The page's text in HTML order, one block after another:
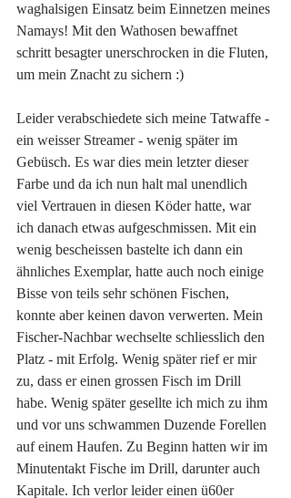
waghalsigen Einsatz beim Einnetzen meines
Namays! Mit den Wathosen bewaffnet
schritt besagter unerschrocken in die Fluten,
um mein Znacht zu sichern :)
Leider verabschiedete sich meine Tatwaffe -
ein weisser Streamer - wenig später im
Gebüsch. Es war dies mein letzter dieser
Farbe und da ich nun halt mal unendlich
viel Vertrauen in diesen Köder hatte, war
ich danach etwas aufgeschmissen. Mit ein
wenig bescheissen bastelte ich dann ein
ähnliches Exemplar, hatte auch noch einige
Bisse von teils sehr schönen Fischen,
konnte aber keinen davon verwerten. Mein
Fischer-Nachbar wechselte schliesslich den
Platz - mit Erfolg. Wenig später rief er mir
zu, dass er einen grossen Fisch im Drill
habe. Wenig später gesellte ich mich zu ihm
und vor uns schwammen Duzende Forellen
auf einem Haufen. Zu Beginn hatten wir im
Minutentakt Fische im Drill, darunter auch
Kapitale. Ich verlor leider einen ü60er